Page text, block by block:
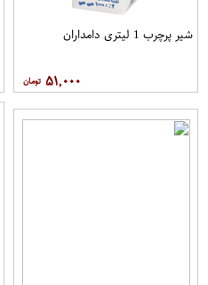
شیر پرچرب 1 لیتری دامداران
۵۱,۰۰۰